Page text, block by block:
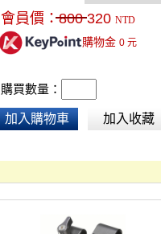
會員價：800 320 NTD
購物金 0元
購買數量：
加入購物車 加入收藏